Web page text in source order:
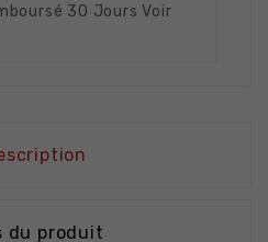
30 Jours Voir
du produit